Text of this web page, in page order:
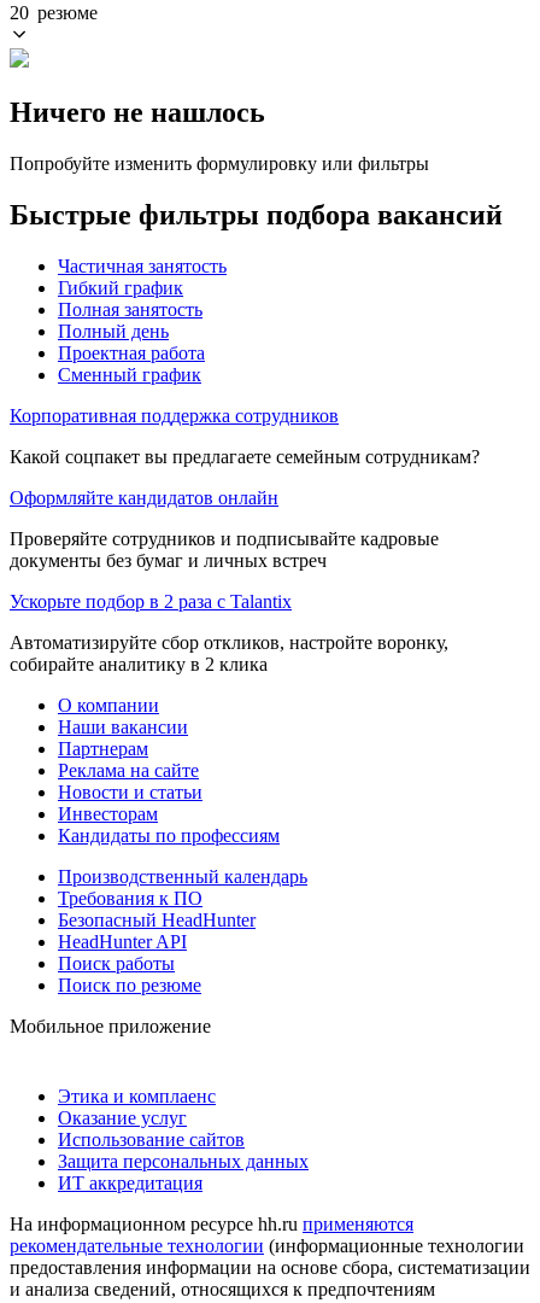
20 резюме
Ничего не нашлось
Попробуйте изменить формулировку или фильтры
Быстрые фильтры подбора вакансий
Частичная занятость
Гибкий график
Полная занятость
Полный день
Проектная работа
Сменный график
Корпоративная поддержка сотрудников
Какой соцпакет вы предлагаете семейным сотрудникам?
Оформляйте кандидатов онлайн
Проверяйте сотрудников и подписывайте кадровые
документы без бумаг и личных встреч
Ускорьте подбор в 2 раза с Talantix
Автоматизируйте сбор откликов, настройте воронку,
собирайте аналитику в 2 клика
О компании
Наши вакансии
Партнерам
Реклама на сайте
Новости и статьи
Инвесторам
Кандидаты по профессиям
Производственный календарь
Требования к ПО
Безопасный HeadHunter
HeadHunter API
Поиск работы
Поиск по резюме
Мобильное приложение
Этика и комплаенс
Оказание услуг
Использование сайтов
Защита персональных данных
ИТ аккредитация
На информационном ресурсе hh.ru применяются
рекомендательные технологии (информационные технологии
предоставления информации на основе сбора, систематизации
и анализа сведений, относящихся к предпочтениям